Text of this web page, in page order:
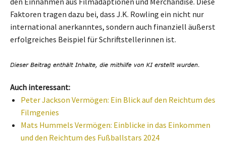
Faktoren tragen dazu bei, dass J.K. Rowling ein nicht nur
international anerkanntes, sondern auch finanziell äußerst
erfolgreiches Beispiel für Schriftstellerinnen ist.
Auch interessant:
Peter Jackson Vermögen: Ein Blick auf den Reichtum des
Filmgenies
Mats Hummels Vermögen: Einblicke in das Einkommen
und den Reichtum des Fußballstars 2024